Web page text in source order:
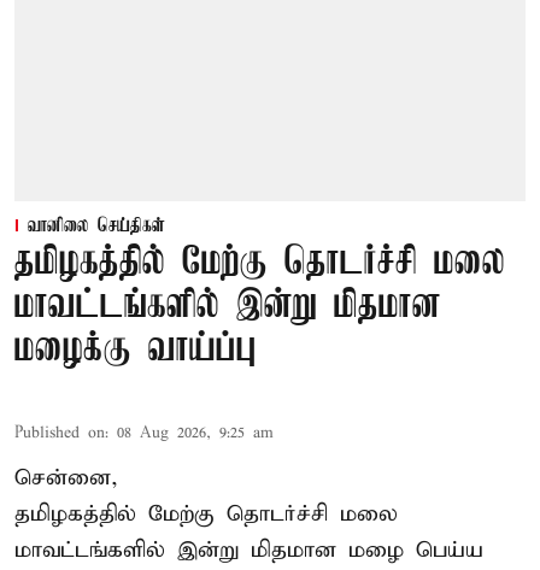
வானிலை செய்திகள்
தமிழகத்தில் மேற்கு தொடர்ச்சி மலை
மாவட்டங்களில் இன்று மிதமான
மழைக்கு வாய்ப்பு
Published on: 08 Aug 2026, 9:25 am
சென்னை,
தமிழகத்தில் மேற்கு தொடர்ச்சி மலை
மாவட்டங்களில் இன்று மிதமான மழை பெய்ய